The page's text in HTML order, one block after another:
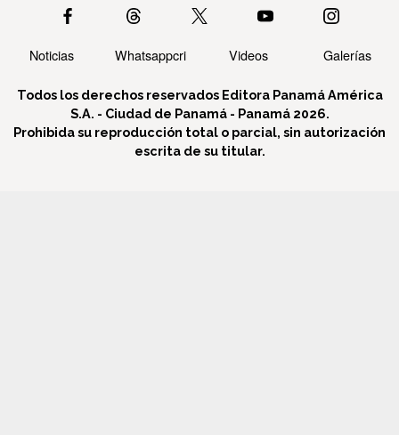
Noticias Whatsappcri Videos Galerías
Todos los derechos reservados Editora Panamá América
S.A. - Ciudad de Panamá - Panamá 2026.
Prohibida su reproducción total o parcial, sin autorización
escrita de su titular.